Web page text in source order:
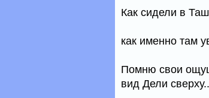
Как сидели в
как именно там
Помню свои
вид Дели